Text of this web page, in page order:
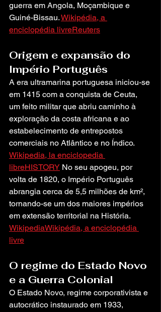
guerra em Angola, Moçambique e
Guiné-Bissau. Wikipédia, a
enciclopédia livreReuters
Origem e expansão do
Império Português
A era ultramarina portuguesa iniciou-se
em 1415 com a conquista de Ceuta,
um feito militar que abriu caminho à
exploração da costa africana e ao
estabelecimento de entrepostos
comerciais no Atlântico e no Índico.
Wikipedia, la enciclopedia
libreHISTORY No seu apogeu, por
volta de 1820, o Império Português
abrangia cerca de 5,5 milhões de km²,
tornando-se um dos maiores impérios
em extensão territorial na História.
WikipediaWikipédia, a enciclopédia
livre
O regime do Estado Novo
e a Guerra Colonial
O Estado Novo, regime corporativista e
autocrático instaurado em 1933,